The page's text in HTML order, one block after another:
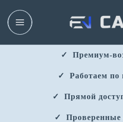
✓ ​​ Премиум-
✓ ​ Работаем по
✓ ​ Прямой
✓ ​ Проверенные